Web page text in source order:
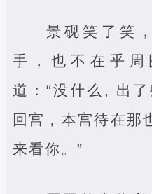
景砚笑了笑
手，也不在乎
道：“没什么, 出
回宫，本宫待在那
来看你。”